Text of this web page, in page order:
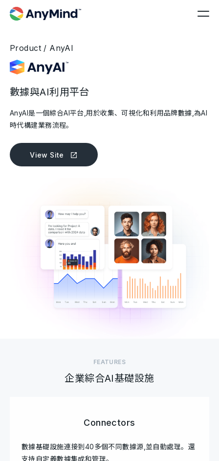
Product / AnyAI
數據與AI利用平台
AnyAI是一個綜合AI平台,用於收集、可視化和利用品牌數據,為AI
時代構建業務流程。
View Site
FEATURES
企業綜合AI基礎設施
Connectors
數據基礎設施連接到40多個不同數據源,並自動處理。還
支持自定義數據集成和管理。